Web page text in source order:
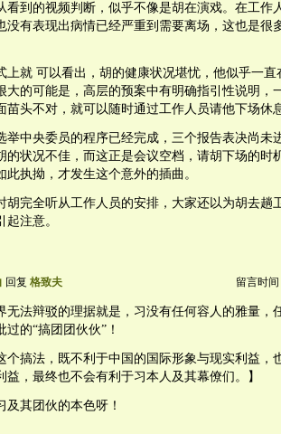
看到的视频判断，似乎不像是胡在演戏。在工作
没有表现出病情已经严重到需要离场，这也是很
上就 可以看出，胡的健康状况堪忧，他似乎一
大的可能是，高层的预案中有明确指引性说明，
苗头不对，就可以随时通过工作人员请他下场休
举中央委员的程序已经完成，三个报告表决尚未
的状况不佳，而这正是会议空档，请胡下场的时
此执拗，才发生这个意外的插曲。
胡完全听从工作人员的安排，大家还以为胡去趟
起注意。
回复 格致夫 留言时间
无法辩驳的理据就是，习没有任何容人的雅量，
过的“搞团团伙伙”！
个搞法，既不利于中国的国际形象与现实利益，
益，最终也不会有利于习本人及其幕僚们。】
及其团伙的本色呀！